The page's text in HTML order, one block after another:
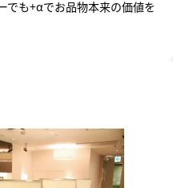
でも+αでお品物本来の価値を